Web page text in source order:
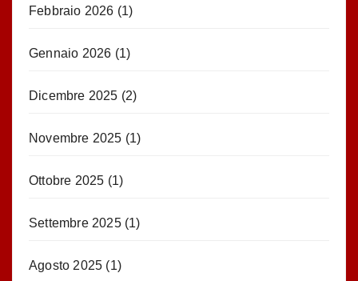
Febbraio 2026 (1)
Gennaio 2026 (1)
Dicembre 2025 (2)
Novembre 2025 (1)
Ottobre 2025 (1)
Settembre 2025(1)
Agosto 2025 (1)